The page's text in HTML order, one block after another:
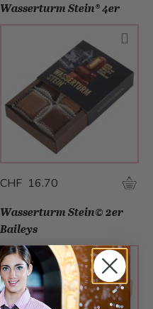
Wasserturm Stein® 4er
CHF 16.70
Wasserturm Stein© 2er
Baileys